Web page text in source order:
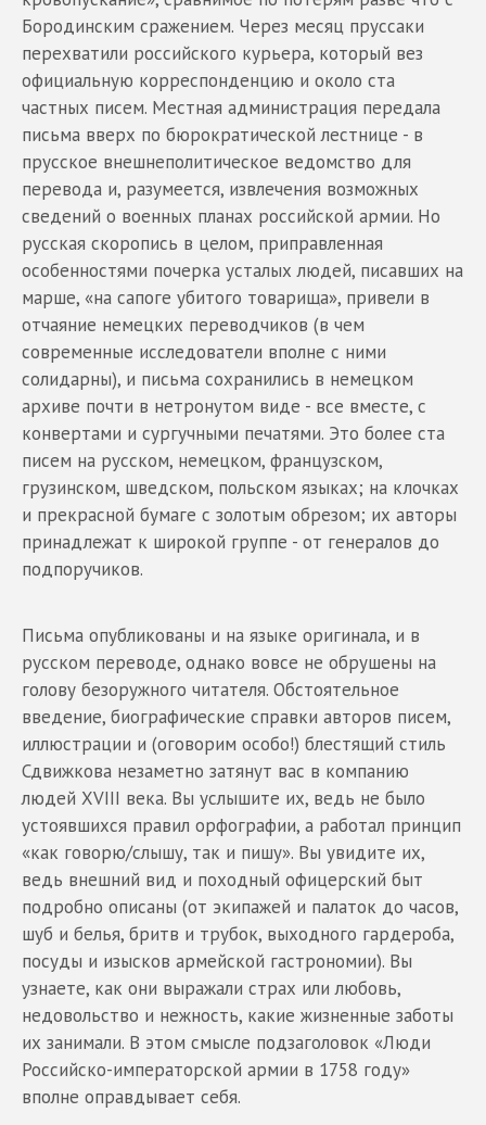
Бородинским сражением. Через месяц пруссаки
перехватили российского курьера, который вез
официальную корреспонденцию и около ста
частных писем. Местная администрация передала
письма вверх по бюрократической лестнице - в
прусское внешнеполитическое ведомство для
перевода и, разумеется, извлечения возможных
сведений о военных планах российской армии. Но
русская скоропись в целом, приправленная
особенностями почерка усталых людей, писавших на
марше, «на сапоге убитого товарища», привели в
отчаяние немецких переводчиков (в чем
современные исследователи вполне с ними
солидарны), и письма сохранились в немецком
архиве почти в нетронутом виде - все вместе, с
конвертами и сургучными печатями. Это более ста
писем на русском, немецком, французском,
грузинском, шведском, польском языках; на клочках
и прекрасной бумаге с золотым обрезом; их авторы
принадлежат к широкой группе - от генералов до
подпоручиков.
Письма опубликованы и на языке оригинала, и в
русском переводе, однако вовсе не обрушены на
голову безоружного читателя. Обстоятельное
введение, биографические справки авторов писем,
иллюстрации и (оговорим особо!) блестящий стиль
Сдвижкова незаметно затянут вас в компанию
людей XVIII века. Вы услышите их, ведь не было
устоявшихся правил орфографии, а работал принцип
«как говорю/слышу, так и пишу». Вы увидите их,
ведь внешний вид и походный офицерский быт
подробно описаны (от экипажей и палаток до часов,
шуб и белья, бритв и трубок, выходного гардероба,
посуды и изысков армейской гастрономии). Вы
узнаете, как они выражали страх или любовь,
недовольство и нежность, какие жизненные заботы
их занимали. В этом смысле подзаголовок «Люди
Российско-императорской армии в 1758 году»
вполне оправдывает себя.